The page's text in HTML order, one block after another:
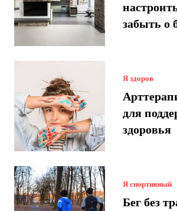
забыть о
Я здоров
для
здоровья
Я спортивный
Бег без